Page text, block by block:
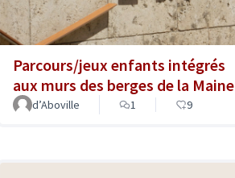
Parcours/jeux enfants intégrés
aux murs des berges de la Maine
d’Aboville 1 9